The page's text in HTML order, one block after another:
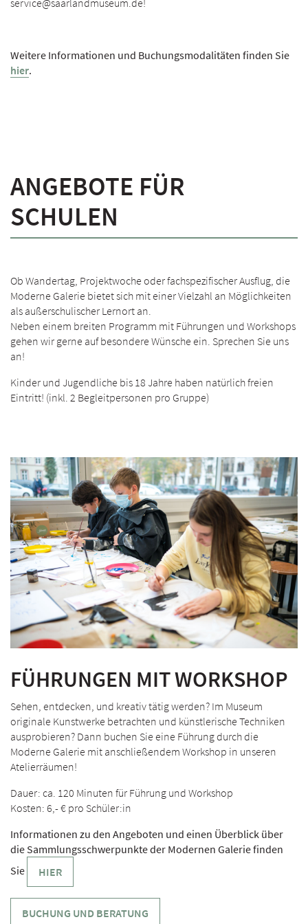
service@saarlandmuseum.de!
Weitere Informationen und Buchungsmodalitäten finden Sie
hier.
ANGEBOTE FÜR
SCHULEN
Ob Wandertag, Projektwoche oder fachspezifischer Ausflug, die
Moderne Galerie bietet sich mit einer Vielzahl an Möglichkeiten
als außerschulischer Lernort an.
Neben einem breiten Programm mit Führungen und Workshops
gehen wir gerne auf besondere Wünsche ein. Sprechen Sie uns
an!
Kinder und Jugendliche bis 18 Jahre haben natürlich freien
Eintritt! (inkl. 2 Begleitpersonen pro Gruppe)
FÜHRUNGEN MIT WORKSHOP
Sehen, entdecken, und kreativ tätig werden? Im Museum
originale Kunstwerke betrachten und künstlerische Techniken
ausprobieren? Dann buchen Sie eine Führung durch die
Moderne Galerie mit anschließendem Workshop in unseren
Atelierräumen!
Dauer: ca. 120 Minuten für Führung und Workshop
Kosten: 6,- € pro Schüler:in
Informationen zu den Angeboten und einen Überblick über
die Sammlungsschwerpunkte der Modernen Galerie finden
Sie
HIER
BUCHUNG UND BERATUNG